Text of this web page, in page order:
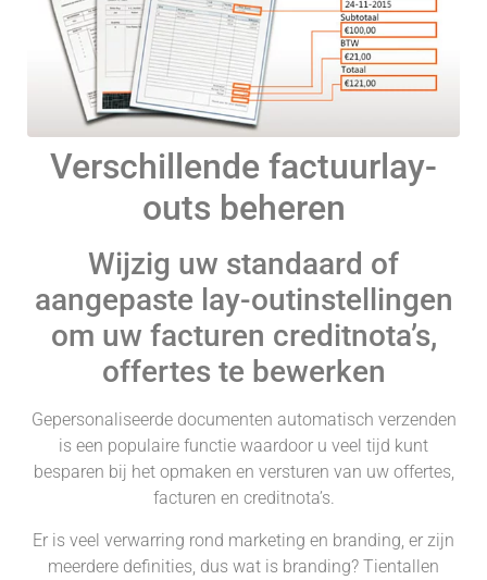
Verschillende factuurlay-
outs beheren
Wijzig uw standaard of
aangepaste lay-outinstellingen
om uw facturen creditnota’s,
offertes te bewerken
Gepersonaliseerde documenten automatisch verzenden
is een populaire functie waardoor u veel tijd kunt
besparen bij het opmaken en versturen van uw offertes,
facturen en creditnota’s.
Er is veel verwarring rond marketing en branding, er zijn
meerdere definities, dus wat is branding? Tientallen